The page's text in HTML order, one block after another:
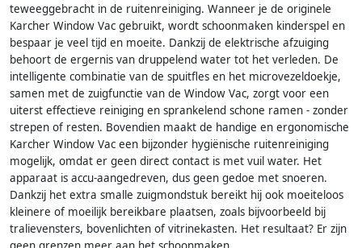
teweeggebracht in de ruitenreiniging. Wanneer je de originele
Karcher Window Vac gebruikt, wordt schoonmaken kinderspel en
bespaar je veel tijd en moeite. Dankzij de elektrische afzuiging
behoort de ergernis van druppelend water tot het verleden. De
intelligente combinatie van de spuitfles en het microvezeldoekje,
samen met de zuigfunctie van de Window Vac, zorgt voor een
uiterst effectieve reiniging en sprankelend schone ramen - zonder
strepen of resten. Bovendien maakt de handige en ergonomische
Karcher Window Vac een bijzonder hygiënische ruitenreiniging
mogelijk, omdat er geen direct contact is met vuil water. Het
apparaat is accu-aangedreven, dus geen gedoe met snoeren.
Dankzij het extra smalle zuigmondstuk bereikt hij ook moeiteloos
kleinere of moeilijk bereikbare plaatsen, zoals bijvoorbeeld bij
tralievensters, bovenlichten of vitrinekasten. Het resultaat? Er zijn